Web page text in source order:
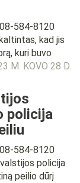
584-8120
kad jis
kuri buvo
M. KOVO 28 D.
policija
584-8120
policija
peilio dūrį